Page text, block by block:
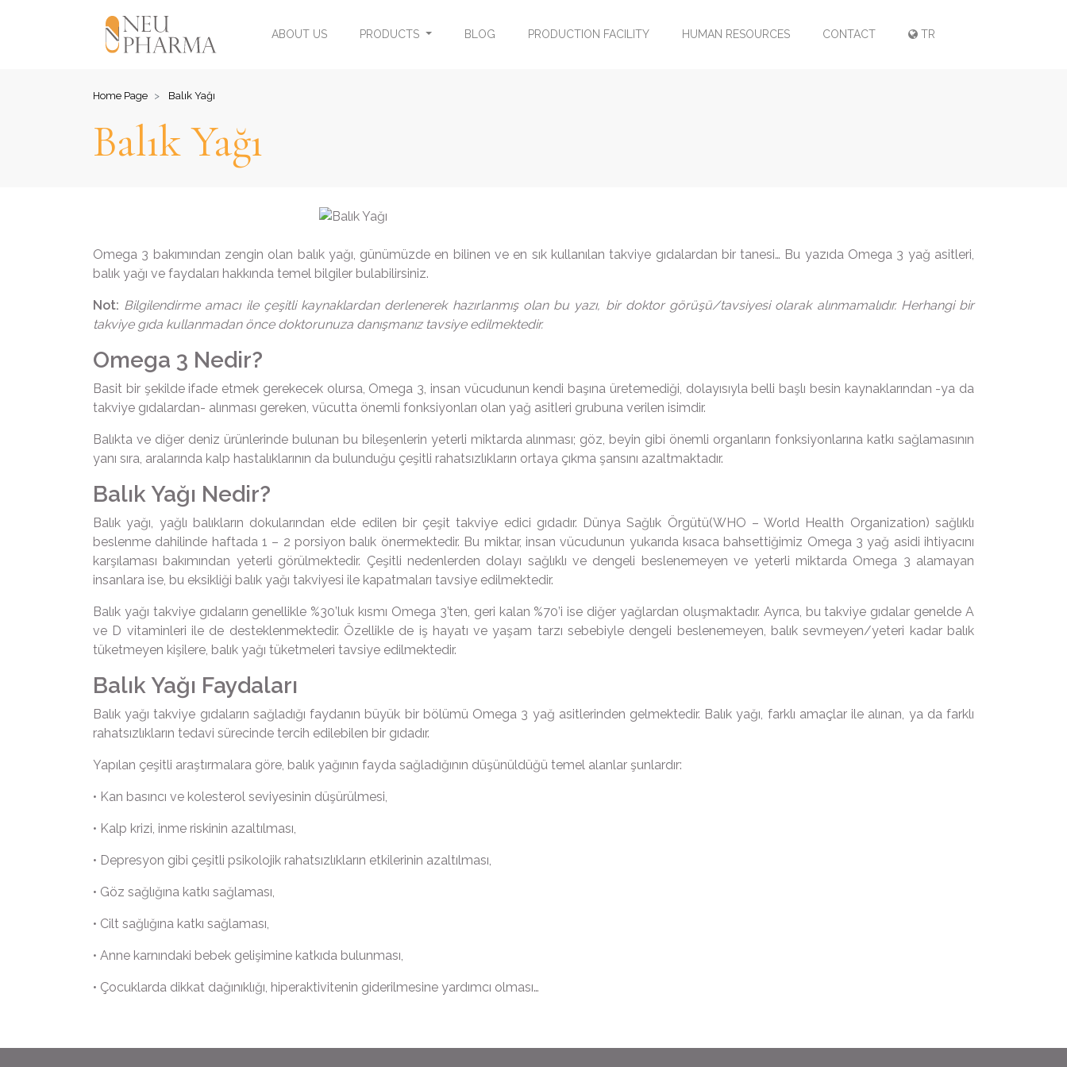
ABOUT US PRODUCTS BLOG PRODUCTION FACILITY HUMAN RESOURCES CONTACT TR
Home Page Balık Yağı
Balık Yağı
Omega 3 bakımından zengin olan balık yağı, günümüzde en bilinen ve en sık kullanılan takviye gıdalardan bir tanesi… Bu yazıda Omega 3 yağ asitleri,
balık yağı ve faydaları hakkında temel bilgiler bulabilirsiniz.
Not: Bilgilendirme amacı ile çeşitli kaynaklardan derlenerek hazırlanmış olan bu yazı, bir doktor görüşü/tavsiyesi olarak alınmamalıdır. Herhangi bir
takviye gıda kullanmadan önce doktorunuza danışmanız tavsiye edilmektedir.
Omega 3 Nedir?
Basit bir şekilde ifade etmek gerekecek olursa, Omega 3, insan vücudunun kendi başına üretemediği, dolayısıyla belli başlı besin kaynaklarından -ya da
takviye gıdalardan- alınması gereken, vücutta önemli fonksiyonları olan yağ asitleri grubuna verilen isimdir.
Balıkta ve diğer deniz ürünlerinde bulunan bu bileşenlerin yeterli miktarda alınması; göz, beyin gibi önemli organların fonksiyonlarına katkı sağlamasının
yanı sıra, aralarında kalp hastalıklarının da bulunduğu çeşitli rahatsızlıkların ortaya çıkma şansını azaltmaktadır.
Balık Yağı Nedir?
Balık yağı, yağlı balıkların dokularından elde edilen bir çeşit takviye edici gıdadır. Dünya Sağlık Örgütü(WHO – World Health Organization) sağlıklı
beslenme dahilinde haftada 1 – 2 porsiyon balık önermektedir. Bu miktar, insan vücudunun yukarıda kısaca bahsettiğimiz Omega 3 yağ asidi ihtiyacını
karşılaması bakımından yeterli görülmektedir. Çeşitli nedenlerden dolayı sağlıklı ve dengeli beslenemeyen ve yeterli miktarda Omega 3 alamayan
insanlara ise, bu eksikliği balık yağı takviyesi ile kapatmaları tavsiye edilmektedir.
Balık yağı takviye gıdaların genellikle %30’luk kısmı Omega 3’ten, geri kalan %70’i ise diğer yağlardan oluşmaktadır. Ayrıca, bu takviye gıdalar genelde A
ve D vitaminleri ile de desteklenmektedir. Özellikle de iş hayatı ve yaşam tarzı sebebiyle dengeli beslenemeyen, balık sevmeyen/yeteri kadar balık
tüketmeyen kişilere, balık yağı tüketmeleri tavsiye edilmektedir.
Balık Yağı Faydaları
Balık yağı takviye gıdaların sağladığı faydanın büyük bir bölümü Omega 3 yağ asitlerinden gelmektedir. Balık yağı, farklı amaçlar ile alınan, ya da farklı
rahatsızlıkların tedavi sürecinde tercih edilebilen bir gıdadır.
Yapılan çeşitli araştırmalara göre, balık yağının fayda sağladığının düşünüldüğü temel alanlar şunlardır:
• Kan basıncı ve kolesterol seviyesinin düşürülmesi,
• Kalp krizi, inme riskinin azaltılması,
• Depresyon gibi çeşitli psikolojik rahatsızlıkların etkilerinin azaltılması,
• Göz sağlığına katkı sağlaması,
• Cilt sağlığına katkı sağlaması,
• Anne karnındaki bebek gelişimine katkıda bulunması,
• Çocuklarda dikkat dağınıklığı, hiperaktivitenin giderilmesine yardımcı olması…